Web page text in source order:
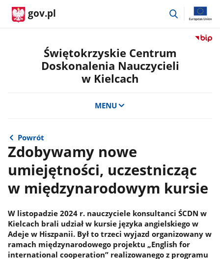
gov.pl
przejdź
Przejdź
Świętokrzyskie Centrum
Doskonalenia Nauczycieli
w Kielcach
MENU
Powrót
Zdobywamy nowe
umiejętności, uczestnicząc
w międzynarodowym kursie
W listopadzie 2024 r. nauczyciele konsultanci ŚCDN w
Kielcach brali udział w kursie języka angielskiego w
Adeje w Hiszpanii. Był to trzeci wyjazd organizowany w
ramach międzynarodowego projektu „English for
international cooperation” realizowanego z programu